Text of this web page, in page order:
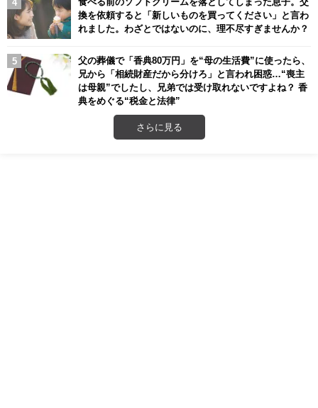
換を依頼すると「新しいものを買ってください」と言わ
れました。わざとではないのに、理不尽すぎませんか？
父の葬儀で「香典80万円」を“母の生活費”に使ったら、
兄から「相続財産だから分けろ」と言われ困惑…“喪主
は母親”でしたし、兄弟では受け取れないですよね？ 香
典をめぐる“税金と法律”
さらに見る